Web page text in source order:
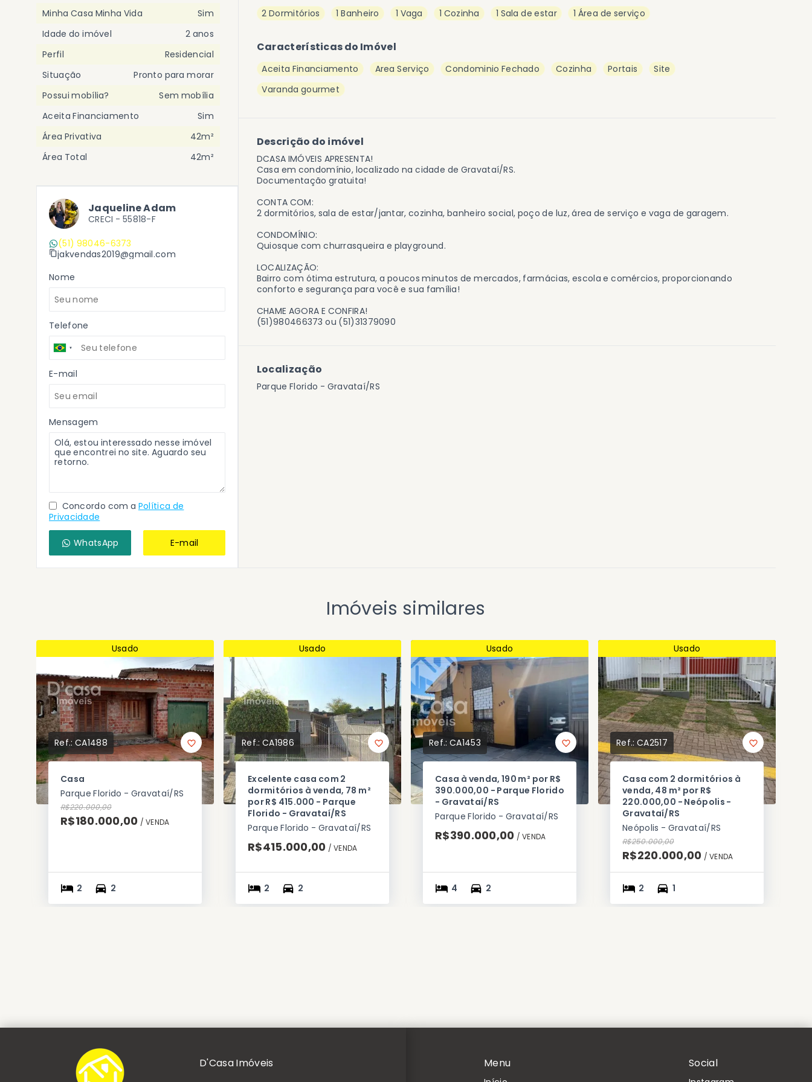
2 Dormitórios 1 Banheiro 1 Vaga 1 Cozinha 1 Sala de estar 1 Área de serviço
Características do Imóvel
Aceita Financiamento Area Serviço Condominio Fechado Cozinha Portais
Site
Varanda gourmet
Descrição do imóvel
DCASA IMÓVEIS APRESENTA!
Casa em condomínio, localizado na cidade de Gravataí/RS.
Documentação gratuita!
CONTA COM:
2 dormitórios, sala de estar/jantar, cozinha, banheiro social, poço de luz, área de serviço e vaga de garagem.
CONDOMÍNIO:
Quiosque com churrasqueira e playground.
LOCALIZAÇÃO:
Bairro com ótima estrutura, a poucos minutos de mercados, farmácias, escola e comércios, proporcionando
conforto e segurança para você e sua família!
CHAME AGORA E CONFIRA!
(51)980466373 ou (51)31379090
Localização
Parque Florido - Gravataí/RS
Minha Casa Minha Vida
Sim
Idade do imóvel
2 anos
Perfil
Residencial
Situação
Pronto para morar
Possui mobília?
Sem mobília
Aceita Financiamento
Sim
Área Privativa
42m²
Área Total
42m²
Jaqueline Adam
CRECI - 55818-F
(51) 98046-6373
jakvendas2019@gmail.com
Nome
Telefone
E-mail
Mensagem
Concordo com a Política de
Privacidade
WhatsApp E-mail
Imóveis similares
Usado
Ref.:CA1488
Casa
Parque Florido - Gravataí/RS
R$220.000,00
R$180.000,00 / VENDA
2 2
Usado
Ref.:CA1986
Excelente casa com 2
dormitórios à venda, 78 m²
por R$ 415.000 - Parque
Florido - Gravataí/RS
Parque Florido - Gravataí/RS
R$415.000,00 / VENDA
2 2
Usado
Ref.:CA1453
Casa à venda, 190 m² por R$
390.000,00 - Parque Florido
- Gravataí/RS
Parque Florido - Gravataí/RS
R$390.000,00 / VENDA
4 2
Usado
Ref.:CA2517
Casa com 2 dormitórios à
venda, 48 m² por R$
220.000,00 - Neópolis -
Gravataí/RS
Neópolis - Gravataí/RS
R$250.000,00
R$220.000,00 / VENDA
2 1
Menu Social
D'Casa Imóveis